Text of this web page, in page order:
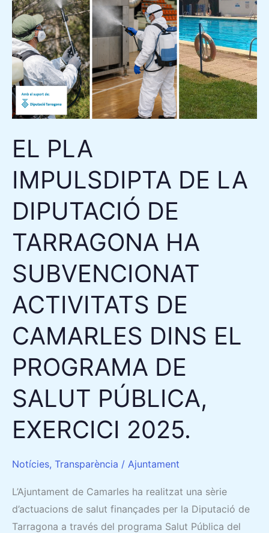
EL PLA
IMPULSDIPTA DE LA
DIPUTACIÓ DE
TARRAGONA HA
SUBVENCIONAT
ACTIVITATS DE
CAMARLES DINS EL
PROGRAMA DE
SALUT PÚBLICA,
EXERCICI 2025.
Notícies, Transparència / Ajuntament
L’Ajuntament de Camarles ha realitzat una sèrie
d’actuacions de salut finançades per la Diputació de
Tarragona a través del programa Salut Pública del
DE
LA
DIPUTACIÓ
DE
TARRAGONA
HA
SUBVENCIONAT
DE
DINS
PROGRAMA
DE
SALUT
PÚBLICA,
EXERCICI
2025.